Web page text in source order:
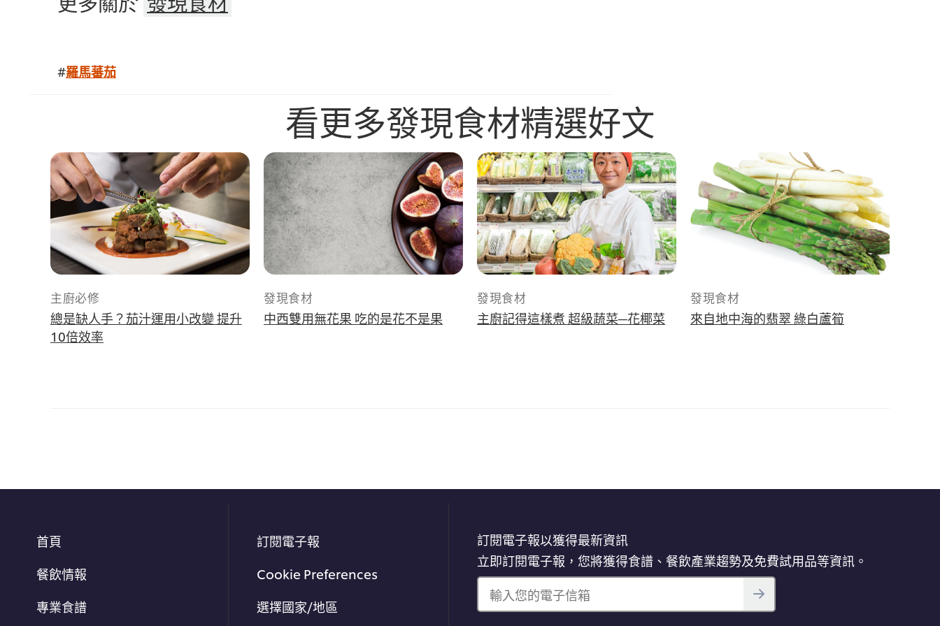
#羅馬蕃茄
看更多發現食材精選好文
主廚必修
總是缺人手？茄汁運用小改變 提升
10倍效率
發現食材
中西雙用無花果 吃的是花不是果
發現食材
主廚記得這樣煮 超級蔬菜─花椰菜
發現食材
來自地中海的翡翠 綠白蘆筍
首頁
餐飲情報
專業食譜
訂閱電子報
Cookie Preferences
選擇國家/地區
訂閱電子報以獲得最新資訊
立即訂閱電子報，您將獲得食譜、餐飲產業趨勢及免費試用品等資訊。
輸入您的電子信箱